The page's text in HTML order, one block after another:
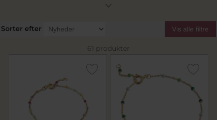
kombineret med fine emaljedetaljer, perler og
udtryk. Her finder du både enkle
kædearmbånd og mere farverige designs –
herunder det populære ENAMEL armbånd
farver.
Sorter efter Vis alle filtre
61 produkter